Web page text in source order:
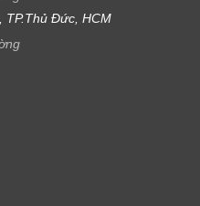
TP.Thủ Đức, HCM